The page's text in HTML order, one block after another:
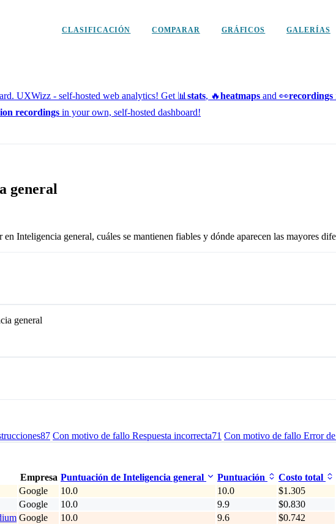
CLASIFICACIÓN COMPARAR GRÁFICOS GALERÍAS
UXWizz - self-hosted web analytics! Get 📊 stats, 🔥heatmaps and 👀recordings
recordings in your own, self-hosted dashboard!
general
Inteligencia general, cuáles se mantienen fiables y dónde aparecen las mayores
general
87 Con motivo de fallo Respuesta incorrecta71 Con motivo de fallo Error
Empresa Puntuación de Inteligencia general Puntuación Costo total
Google 10.0 10.0 $1.305
Google 10.0 9.9 $0.830
Google 10.0 9.6 $0.742